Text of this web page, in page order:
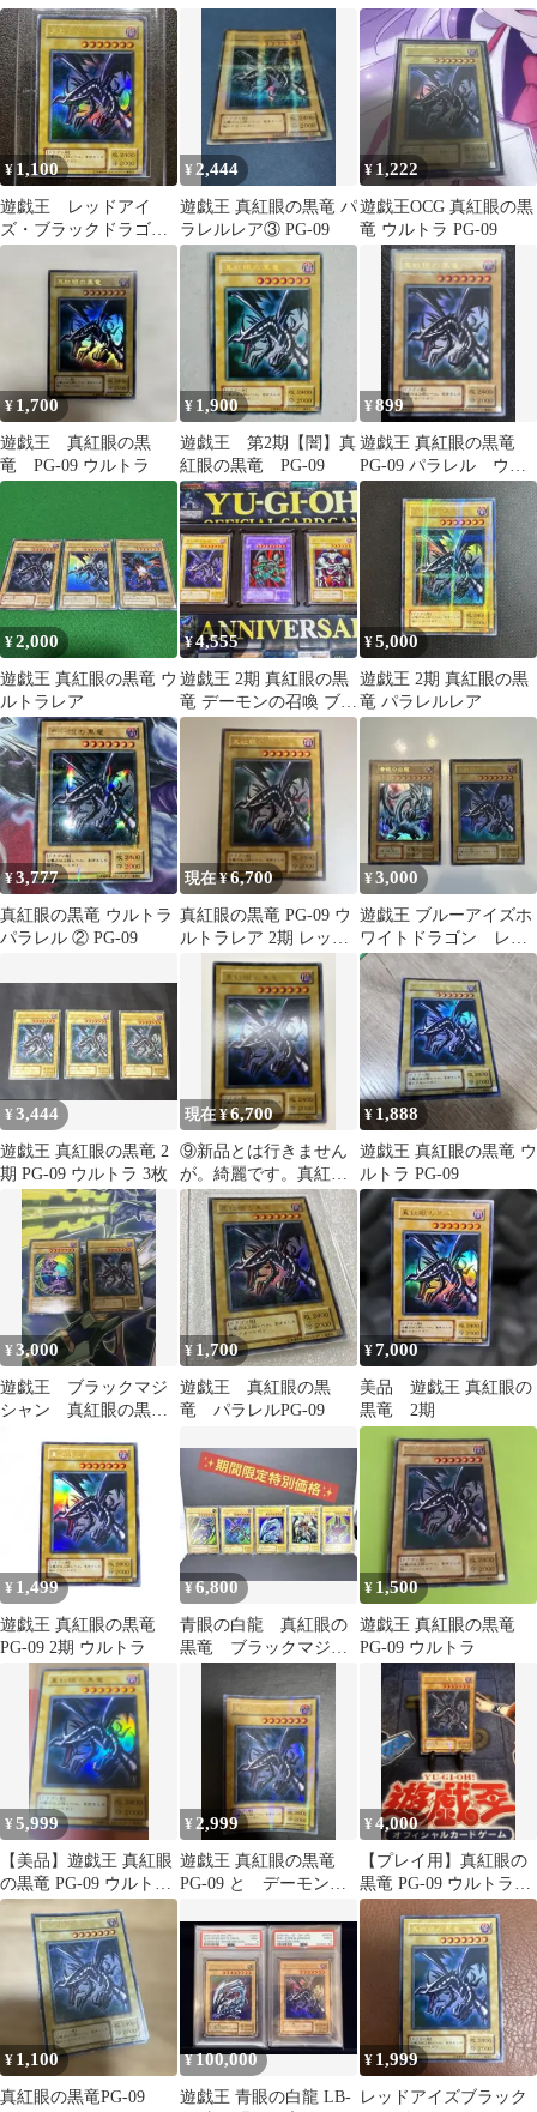
トラ
ラゴン PG-09 ウルトラ
レア
¥ 1,100
遊戯王 レッドアイ
ズ・ブラックドラゴ
ン PG-09
¥ 2,444
遊戯王 真紅眼の黒竜 パ
ラレルレア③ PG-09
¥ 1,222
遊戯王OCG 真紅眼の黒
竜 ウルトラ PG-09
¥ 1,700
遊戯王 真紅眼の黒
竜 PG-09 ウルトラ
¥ 1,900
遊戯王 第2期【闇】真
紅眼の黒竜 PG-09
¥899
遊戯王 真紅眼の黒竜
PG-09 パラレル ウル
パラ
¥2,000
遊戯王 真紅眼の黒竜 ウ
ルトラレア
¥4,555
遊戯王 2期 真紅眼の黒
竜 デーモンの召喚 ブラ
ックデーモンズドラゴ
ン ウルトラ
¥5,000
遊戯王 2期 真紅眼の黒
竜 パラレルレア
¥3,777
真紅眼の黒竜 ウルトラ
パラレル ② PG-09
現在 ¥6,700
真紅眼の黒竜 PG-09 ウ
ルトラレア 2期 レッド
アイズ 遊戯王
¥3,000
遊戯王 ブルーアイズホ
ワイトドラゴン レッ
ドアイズブラックドラ
ゴン セット
¥3,444
遊戯王 真紅眼の黒竜 2
期 PG-09 ウルトラ 3枚
現在 ¥6,700
⑨新品とは行きません
が。綺麗です。真紅眼
の黒竜ウルトラレア
PG-09 初期絵
¥ 1,888
遊戯王 真紅眼の黒竜 ウ
ルトラ PG-09
¥3,000
遊戯王 ブラックマジ
シャン 真紅眼の黒
¥ 1,700
遊戯王 真紅眼の黒
竜 パラレルPG-09
¥7,000
美品 遊戯王 真紅眼の
黒竜 2期
¥ 1,499
遊戯王 真紅眼の黒竜
PG-09 2期 ウルトラ
¥6,800
青眼の白龍 真紅眼の
黒竜 ブラックマジシ
ア デーモンの召喚✨
¥ 1,500
遊戯王 真紅眼の黒竜
PG-09 ウルトラ
¥5,999
【美品】遊戯王 真紅眼
の黒竜 PG-09 ウルトラ
レア ２期
¥ 2,999
遊戯王 真紅眼の黒竜
PG-09 と デーモンの
¥4,000
【プレイ用】真紅眼の
黒竜 PG-09 ウルトラパ
ラレルレア
¥ 1,100
真紅眼の黒竜PG-09
¥100,000
遊戯王 青眼の白龍 LB-
¥ 1,999
レッドアイズブラック